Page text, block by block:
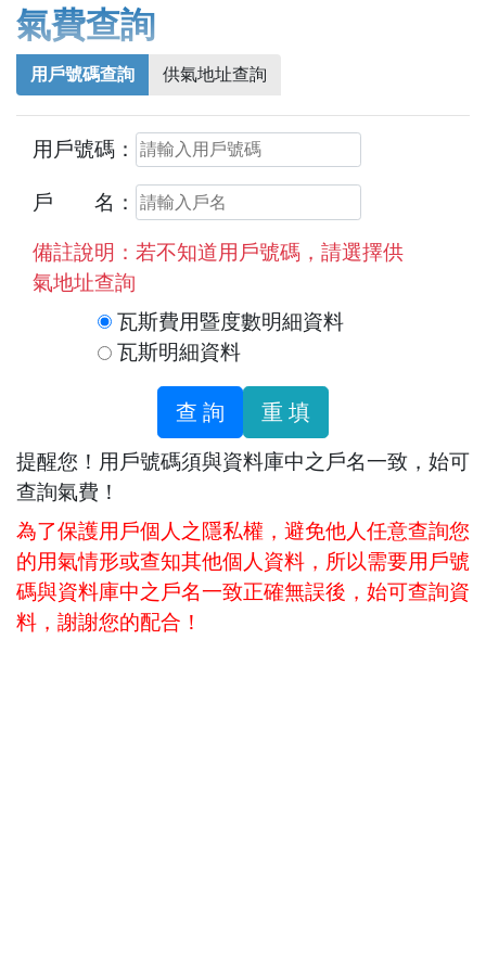
氣費查詢
用戶號碼查詢 供氣地址查詢
用戶號碼：
戶 名：
備註說明：若不知道用戶號碼，請選擇供
氣地址查詢
瓦斯費用暨度數明細資料
瓦斯明細資料
提醒您！用戶號碼須與資料庫中之戶名一致，始可
查詢氣費！
為了保護用戶個人之隱私權，避免他人任意查詢您
的用氣情形或查知其他個人資料，所以需要用戶號
碼與資料庫中之戶名一致正確無誤後，始可查詢資
料，謝謝您的配合！